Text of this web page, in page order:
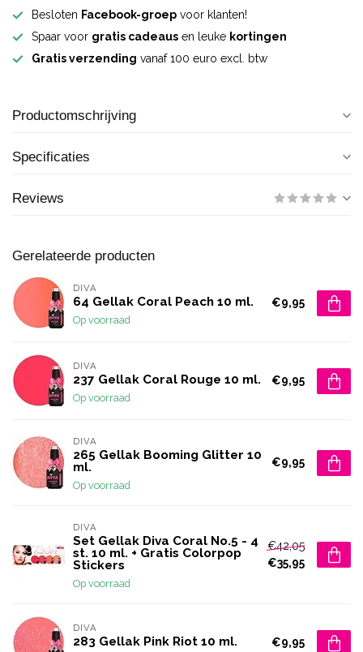
Besloten Facebook-groep voor klanten!
Spaar voor gratis cadeaus en leuke kortingen
Gratis verzending vanaf 100 euro excl. btw
Productomschrijving
Specificaties
Reviews
Gerelateerde producten
DIVA
64 Gellak Coral Peach 10 ml.
Op voorraad
€9,95
DIVA
237 Gellak Coral Rouge 10 ml.
Op voorraad
€9,95
DIVA
265 Gellak Booming Glitter 10
ml.
Op voorraad
€9,95
DIVA
Set Gellak Diva Coral No.5 - 4
st. 10 ml. + Gratis Colorpop
Stickers
Op voorraad
€42,05
€35,95
DIVA
283 Gellak Pink Riot 10 ml. €9,95